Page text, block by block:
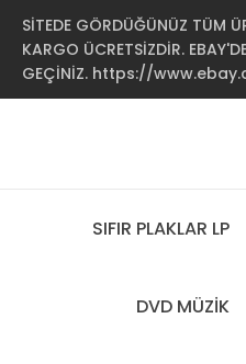
SİTEDE GÖRDÜĞÜNÜZ TÜM
KARGO ÜCRETSİZDİR.
GEÇİNİZ. https://
SIFIR PLAKLAR LP
DVD MÜZİK